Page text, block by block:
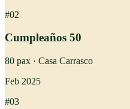
#02
Cumpleaños 50
80 pax · Casa Carrasco
Feb 2025
#03